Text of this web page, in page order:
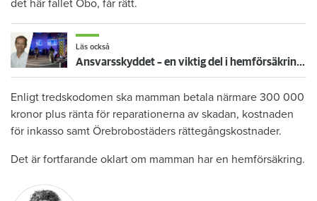
det här fallet Öbo, får rätt.
Läs också
Ansvarsskyddet – en viktig del i hemförsäkringen
Enligt tredskodomen ska mamman betala närmare 300 000
kronor plus ränta för reparationerna av skadan, kostnaden
för inkasso samt Örebrobostäders rättegångskostnader.
Det är fortfarande oklart om mamman har en hemförsäkring.